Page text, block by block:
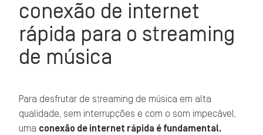
Individual R$ 16,90 Catálogo completo, estações
Familiar R$ 26,90 Até 6 membros
HD R$ 21,90
R$ 59,90
Estudante R$ 14,95 Desconto para estudantes
conexão de internet
rápida para o streaming
de música
Para desfrutar de streaming de música em alta
qualidade, sem interrupções e com o som impecável,
uma conexão de internet rápida é fundamental.